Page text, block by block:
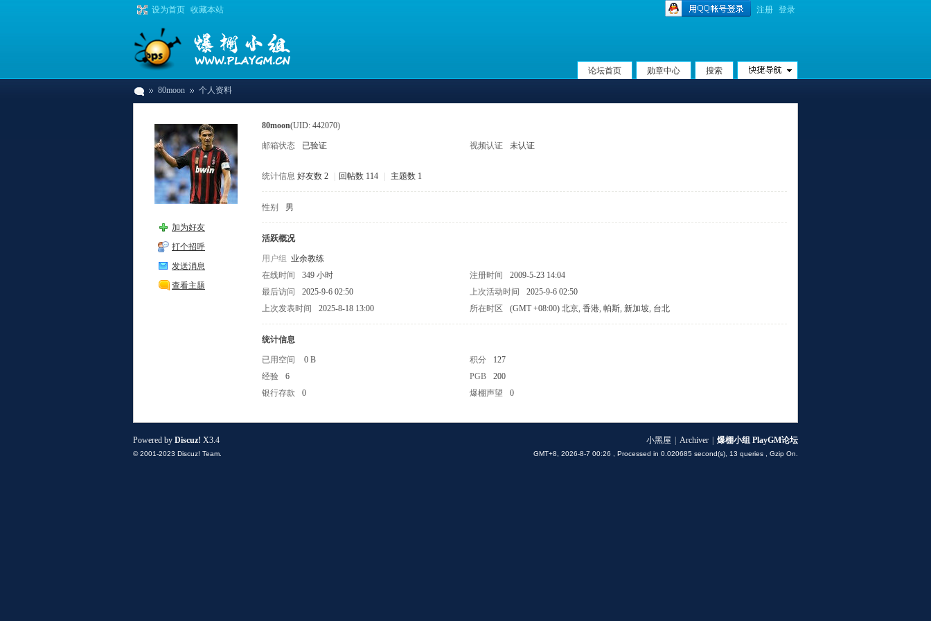
设为首页 收藏本站 注册 登录
论坛首页 勋章中心 搜索
80moon
›
个人资料
加为好友
打个招呼
发送消息
查看主题
80moon(UID: 442070)
邮箱状态 已验证 视频认证 未认证
统计信息 好友数 2 回帖数 114 主题数 1
性别 男
活跃概况
用户组 业余教练
在线时间
349 小时 注册时间
2009-5-23 14:04
最后访问
2025-9-6 02:50 上次活动时间
2025-9-6 02:50
上次发表时间
2025-8-18 13:00 所在时区 (GMT +08:00) 北京, 香港, 帕斯, 新加坡, 台北
统计信息
已用空间 0 B 积分
127
经验
6 PGB
200
银行存款
0 爆棚声望 0
小黑屋 Archiver 爆棚小组 PlayGM论坛
GMT+8, 2026-8-7 00:26 , Processed in 0.020685 second(s), 13 queries , Gzip On.
Powered by Discuz! X3.4
© 2001-2023 Discuz! Team